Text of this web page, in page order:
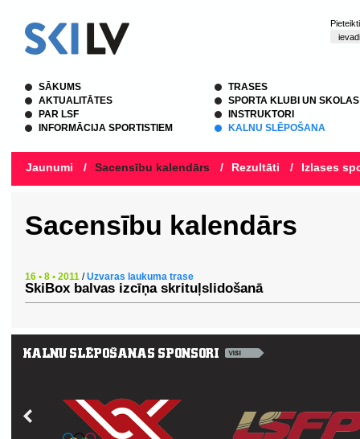
SĀKUMS
AKTUALITĀTES
PAR LSF
INFORMĀCIJA SPORTISTIEM
TRASES
SPORTA KLUBI UN SKOLAS
INSTRUKTORI
KALNU SLĒPOŠANA
Jaunumi / Sacensību kalendārs / Rezultāti / Izlases
Sacensību kalendārs
16 • 8 • 2011 /Uzvaras laukuma trase
SkiBox balvas izcīņa skrituļslidošanā